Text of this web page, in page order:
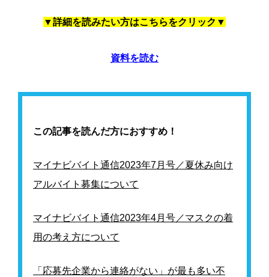
▼詳細を読みたい方はこちらをクリック▼
資料を読む
この記事を読んだ方におすすめ！
マイナビバイト通信2023年7月号／夏休み向け
アルバイト募集について
マイナビバイト通信2023年4月号／マスクの着
用の考え方について
「応募先企業から連絡がない」が最も多い不